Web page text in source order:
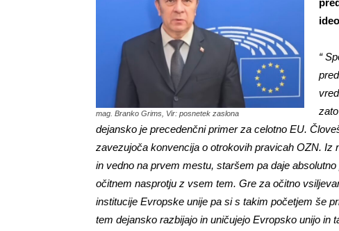
mag. Branko Grims, Vir: posnetek zaslona
“
dejansko je precedenčni primer za celotno EU.
zavezujoča konvencija o otrokovih pravicah OZN. Iz
in vedno na prvem mestu, staršem pa daje
očitnem nasprotju z vsem tem. Gre za očitno
institucije Evropske unije pa si s takim početjem še
tem dejansko razbijajo in uničujejo Evropsko unijo